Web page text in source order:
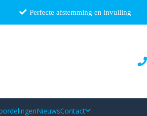
Perfecte afstemming en invulling
NieuwsContact